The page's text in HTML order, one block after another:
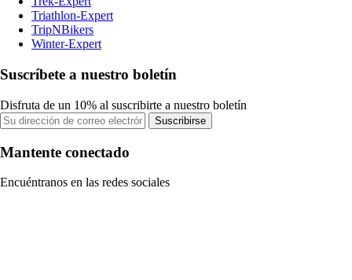
Triathlon-Expert
TripNBikers
Winter-Expert
Suscríbete a nuestro boletín
Disfruta de un 10% al suscribirte a nuestro boletín
Suscribirse
Mantente conectado
Encuéntranos en las redes sociales